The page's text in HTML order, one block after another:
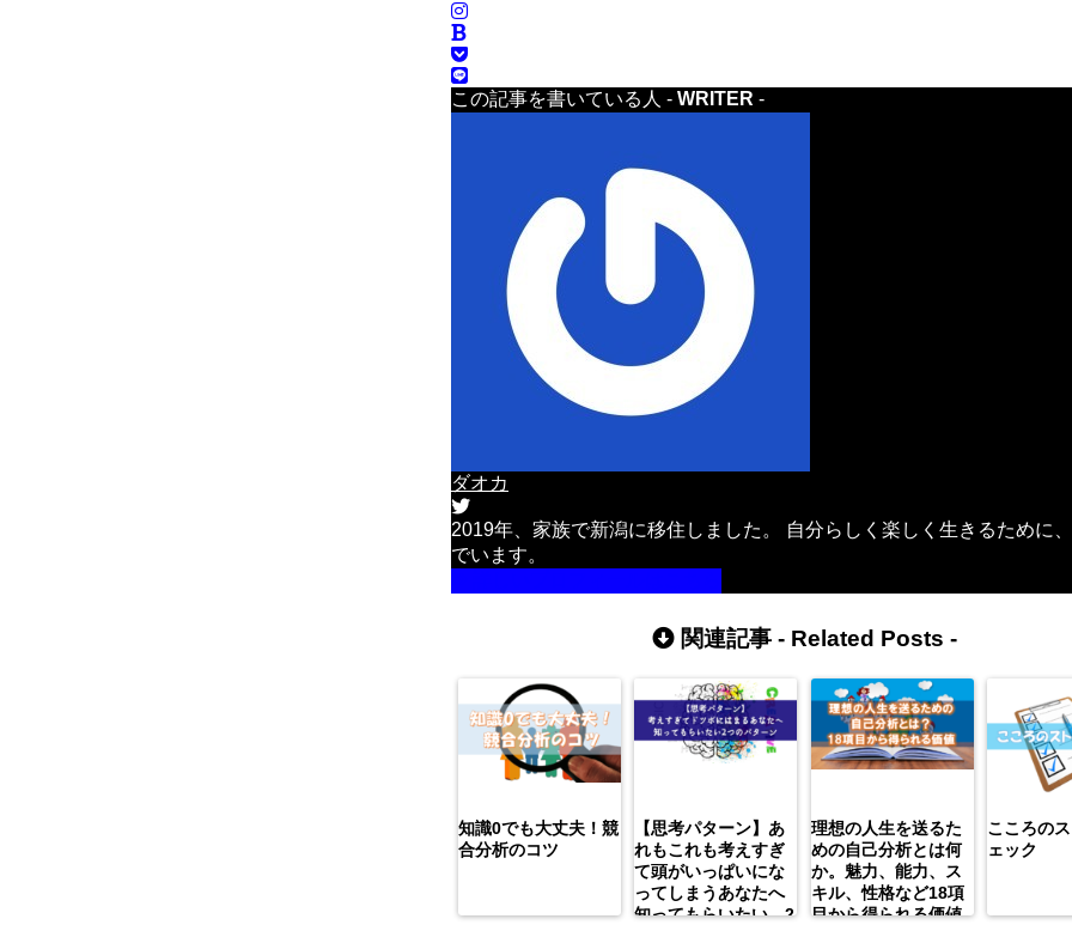
この記事を書いている人 - WRITER -
ダオカ
2019年、家族で新潟に移住しました。 自分らしく楽しく生きるために
でいます。
関連記事 - Related Posts -
知識0でも大丈夫！競
合分析のコツ
【思考パターン】あ
れもこれも考えすぎ
て頭がいっぱいにな
ってしまうあなたへ
知ってもらいたい、2
理想の人生を送るた
めの自己分析とは何
か。魅力、能力、ス
キル、性格など18項
目から得られる価値
こころの
ェック